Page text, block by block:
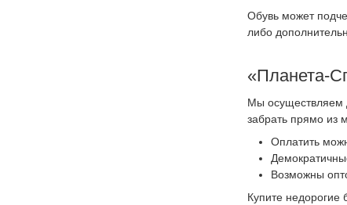
Обувь может
либо
«Планета-
Мы осуществляем
забрать прямо из
Оплатить
Возможны
Купите недорогие